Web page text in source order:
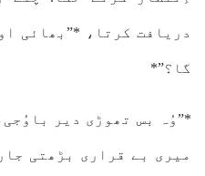
دریافت کرتا، *”بھائی
گا؟”*
*”وُہ بس تھوڑی دیر
میری بے قراری بڑھتی